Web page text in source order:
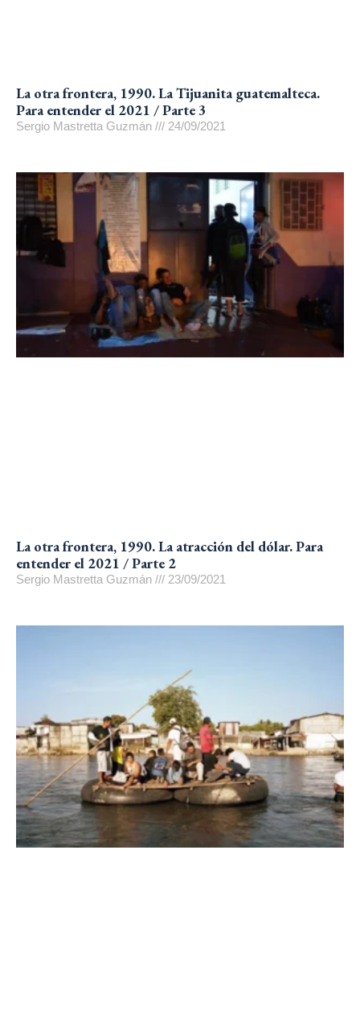
La otra frontera, 1990. La Tijuanita guatemalteca.
Para entender el 2021 / Parte 3
Sergio Mastretta Guzmán 24/09/2021
La otra frontera, 1990. La atracción del dólar. Para
entender el 2021 / Parte 2
Sergio Mastretta Guzmán 23/09/2021